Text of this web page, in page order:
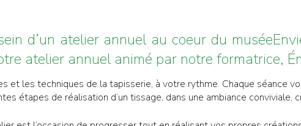
d’un atelier annuel au coeur du
atelier annuel animé par notre formatrice,
et les techniques de la tapisserie, à votre rythme. Chaque séance
étapes de réalisation d’un tissage, dans une ambiance conviviale,